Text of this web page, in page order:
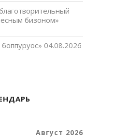
бизоном»
04.08.2026
Август 2026